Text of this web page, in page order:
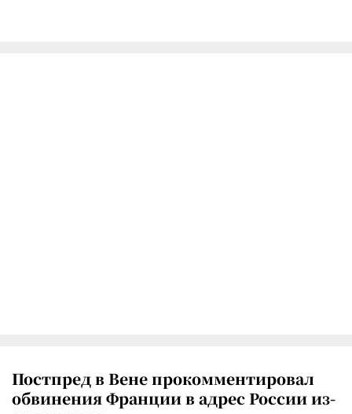
Постпред в Вене прокомментировал
обвинения Франции в адрес России из-